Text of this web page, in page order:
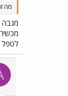
מה
מגבה
לטפל